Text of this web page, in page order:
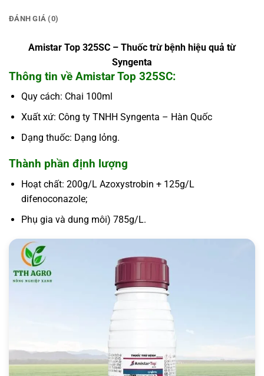
ĐÁNH GIÁ (0)
Amistar Top 325SC – Thuốc trừ bệnh hiệu quả từ
Syngenta
Thông tin về Amistar Top 325SC:
Quy cách: Chai 100ml
Xuất xứ: Công ty TNHH Syngenta – Hàn Quốc
Dạng thuốc: Dạng lỏng.
Thành phần định lượng
Hoạt chất: 200g/L Azoxystrobin + 125g/L
difenoconazole;
Phụ gia và dung môi) 785g/L.